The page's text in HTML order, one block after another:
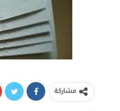
مشاركة